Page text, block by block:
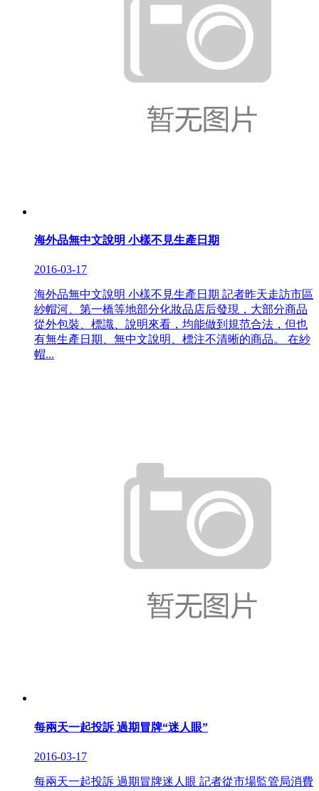
海外品無中文說明 小樣不見生產日期
2016-03-17
海外品無中文說明 小樣不見生產日期 記者昨天走訪市區
紗帽河、第一橋等地部分化妝品店后發現，大部分商品
從外包裝、標識、說明來看，均能做到規范合法，但也
有無生產日期、無中文說明、標注不清晰的商品。 在紗
帽...
每兩天一起投訴 過期冒牌“迷人眼”
2016-03-17
每兩天一起投訴 過期冒牌迷人眼 記者從市場監管局消費